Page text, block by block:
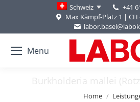
Schweiz
+41
Max Kämpf-Platz 1 | CH
Menu
Burkholderia mallei
Home